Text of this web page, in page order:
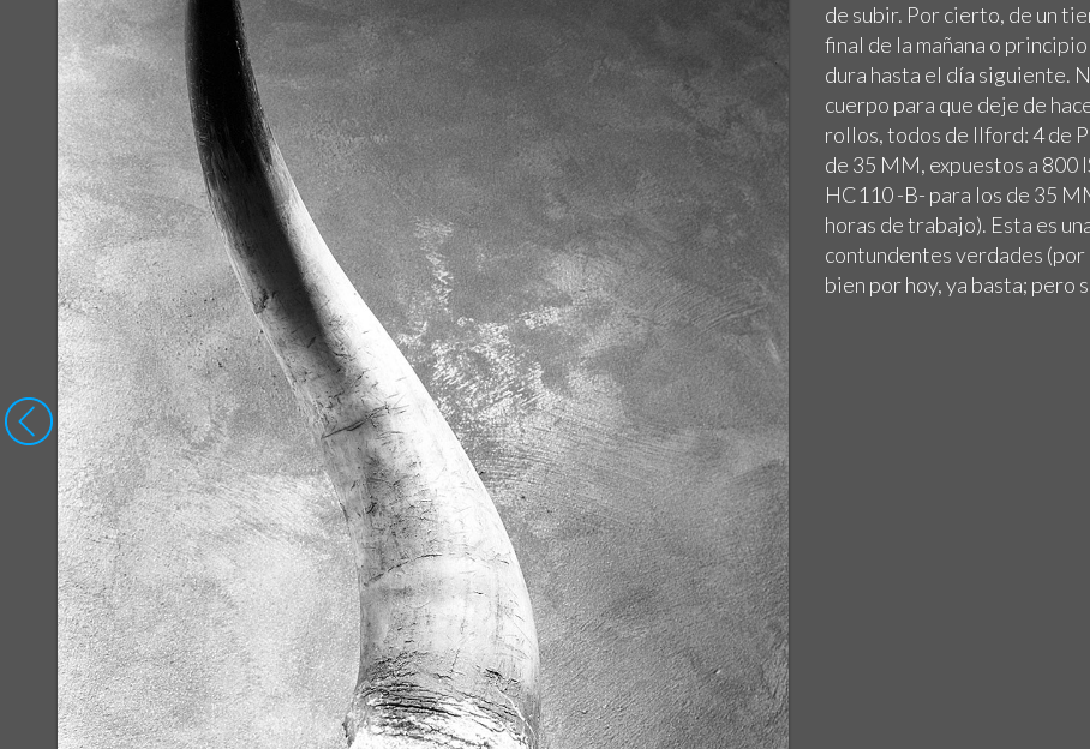
de subir. Por cierto, de un
final de la mañana o
dura hasta el día siguiente.
cuerpo para que deje de
rollos, todos de Ilford: 4 de
de 35 MM, expuestos a 800
HC110 -B- para los de 35
horas de trabajo). Esta es
contundentes verdades (por
bien por hoy, ya basta; pero